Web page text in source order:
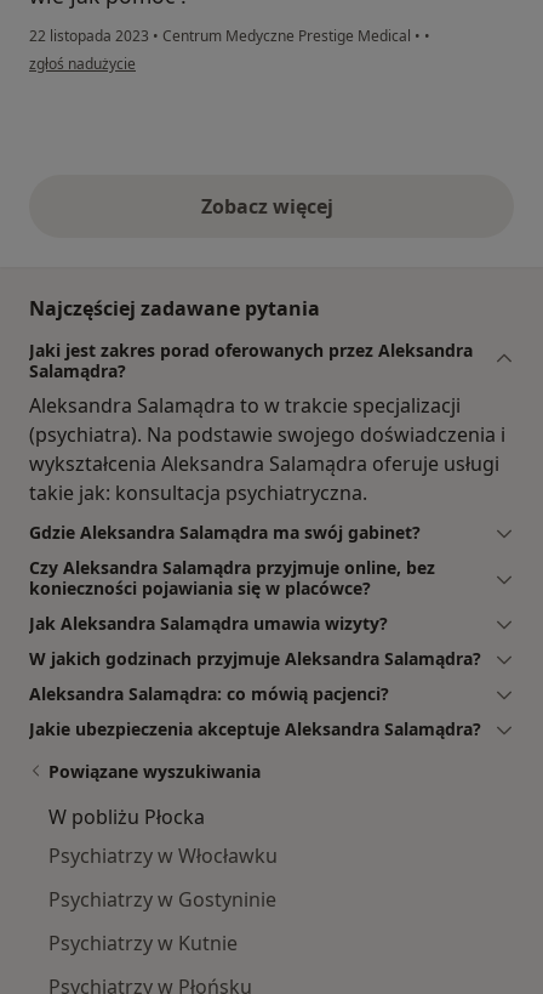
22 listopada 2023 • Centrum Medyczne Prestige Medical • •
w opinii użytkownika Graczyk
zgłoś nadużycie
Zobacz więcejopinie powyżej
Najczęściej zadawane pytania
Jaki jest zakres porad oferowanych przez Aleksandra
Salamądra?
Aleksandra Salamądra to w trakcie specjalizacji
(psychiatra). Na podstawie swojego doświadczenia i
wykształcenia Aleksandra Salamądra oferuje usługi
takie jak: konsultacja psychiatryczna.
Gdzie Aleksandra Salamądra ma swój gabinet?
Czy Aleksandra Salamądra przyjmuje online, bez
konieczności pojawiania się w placówce?
Jak Aleksandra Salamądra umawia wizyty?
W jakich godzinach przyjmuje Aleksandra Salamądra?
Aleksandra Salamądra: co mówią pacjenci?
Jakie ubezpieczenia akceptuje Aleksandra Salamądra?
Powiązane wyszukiwania
W pobliżu Płocka
Psychiatrzy w Włocławku
Psychiatrzy w Gostyninie
Psychiatrzy w Kutnie
Psychiatrzy w Płońsku